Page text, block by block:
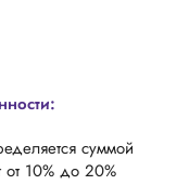
суммой
от 10% до 20%